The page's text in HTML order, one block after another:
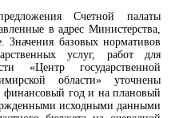
Счетной палаты
в адрес Министерства,
базовых нормативов
услуг, работ для
«Центр государственной
области» уточнены
финансовый год и на плановый
исходными данными